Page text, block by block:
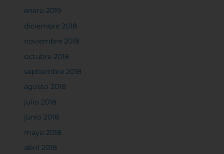
enero 2019
diciembre 2018
noviembre 2018
octubre 2018
septiembre 2018
agosto 2018
julio 2018
junio 2018
mayo 2018
abril 2018